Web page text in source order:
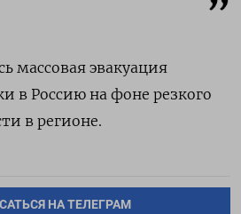
массовая эвакуация
в Россию на фоне резкого
в регионе.
НА ТЕЛЕГРАМ